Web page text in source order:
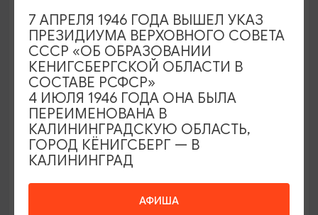
МАСТЕР-КЛАССЫ
Мастер-классы по керамике Елены
Бодяковой
Калининград, ул. Баранова, 45
АФИША
7 АПРЕЛЯ 1946 ГОДА ВЫШЕЛ УКАЗ
ПРЕЗИДИУМА ВЕРХОВНОГО СОВЕТА
СССР «ОБ ОБРАЗОВАНИИ
КЕНИГСБЕРГСКОЙ ОБЛАСТИ В
СОСТАВЕ РСФСР»
4 ИЮЛЯ 1946 ГОДА ОНА БЫЛА
ПЕРЕИМЕНОВАНА В
КАЛИНИНГРАДСКУЮ ОБЛАСТЬ,
ГОРОД КЁНИГСБЕРГ — В
КАЛИНИНГРАД